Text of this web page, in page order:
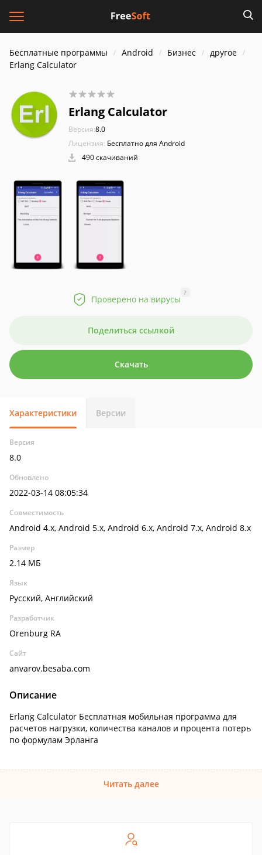
Бесплатные программы Android Бизнес
другое
Erlang Calculator
Erlang Calculator
Версия:8.0
Лицензия: Бесплатно для Android
490 скачиваний
Проверено на вирусы
?
Поделиться ссылкой
Скачать
Характеристики Версии
Версия
8.0
Обновлено
2022-03-14 08:05:34
Совместимость
Android 4.x, Android 5.x, Android 6.x, Android 7.x, Android 8.x
Размер
2.14 МБ
Язык
Русский, Английский
Разработчик
Orenburg RA
Сайт
anvarov.besaba.com
Описание
Erlang Calculator Бесплатная мобильная программа для
расчетов нагрузки, количества каналов и процента потерь
по формулам Эрланга
Читать далее